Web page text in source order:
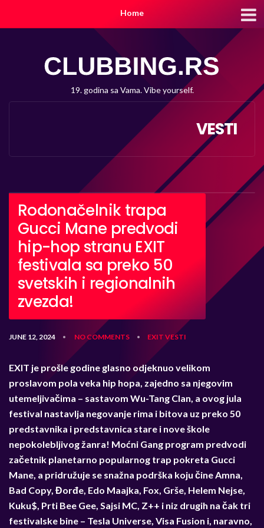
Home
19. godina sa Vama. Vibe yourself.
VESTI
Rodonačelnik trapa
Gucci Mane predvodi
hip-hop stranu EXIT
festivala sa preko 50
svetskih i regionalnih
zvezda!
JUNE 12, 2024 • NO COMMENTS • EXIT VESTI
EXIT je prošle godine glasno odjeknuo velikom
proslavom pola veka hip hopa, zajedno sa njegovim
utemeljivačima – sastavom Wu-Tang Clan, a ovog jula
festival nastavlja negovanje rima i bitova uz preko 50
predstavnika i predstavnica stare i nove škole
nepokolebljivog žanra! Moćni Gang program predvodi
začetnik planetarno popularnog trap pokreta Gucci
Mane, a pridružuje se snažna podrška koju čine Amna,
Bad Copy, Đorđe, Edo Maajka, Fox, Grše, Helem Nejse,
Kuku$, Prti Bee Gee, Sajsi MC, Z++ i niz drugih na čak tri
festivalske bine – Tesla Universe, Visa Fusion i, naravno,